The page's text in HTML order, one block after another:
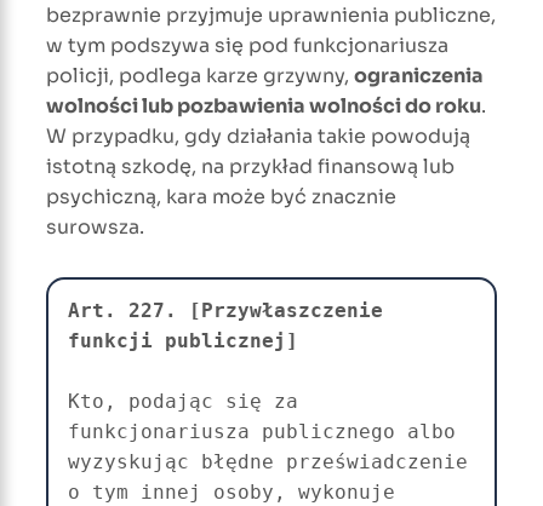
bezprawnie przyjmuje uprawnienia publiczne,
w tym podszywa się pod funkcjonariusza
policji, podlega karze grzywny, ograniczenia
wolności lub pozbawienia wolności do roku.
W przypadku, gdy działania takie powodują
istotną szkodę, na przykład finansową lub
psychiczną, kara może być znacznie
surowsza.
Art. 227. [Przywłaszczenie
Kto, podając się za
funkcjonariusza publicznego albo
wyzyskując błędne przeświadczenie
o tym innej osoby, wykonuje